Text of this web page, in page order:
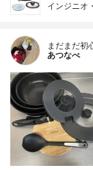
インジニオ
まだまだ初
あつなべ